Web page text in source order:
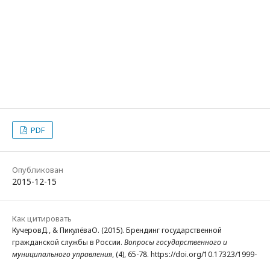
PDF
Опубликован
2015-12-15
Как цитировать
КучеровД., & ПикулёваО. (2015). Брендинг государственной
гражданской службы в России. Вопросы государственного и
муниципального управления, (4), 65-78. https://doi.org/10.17323/1999-